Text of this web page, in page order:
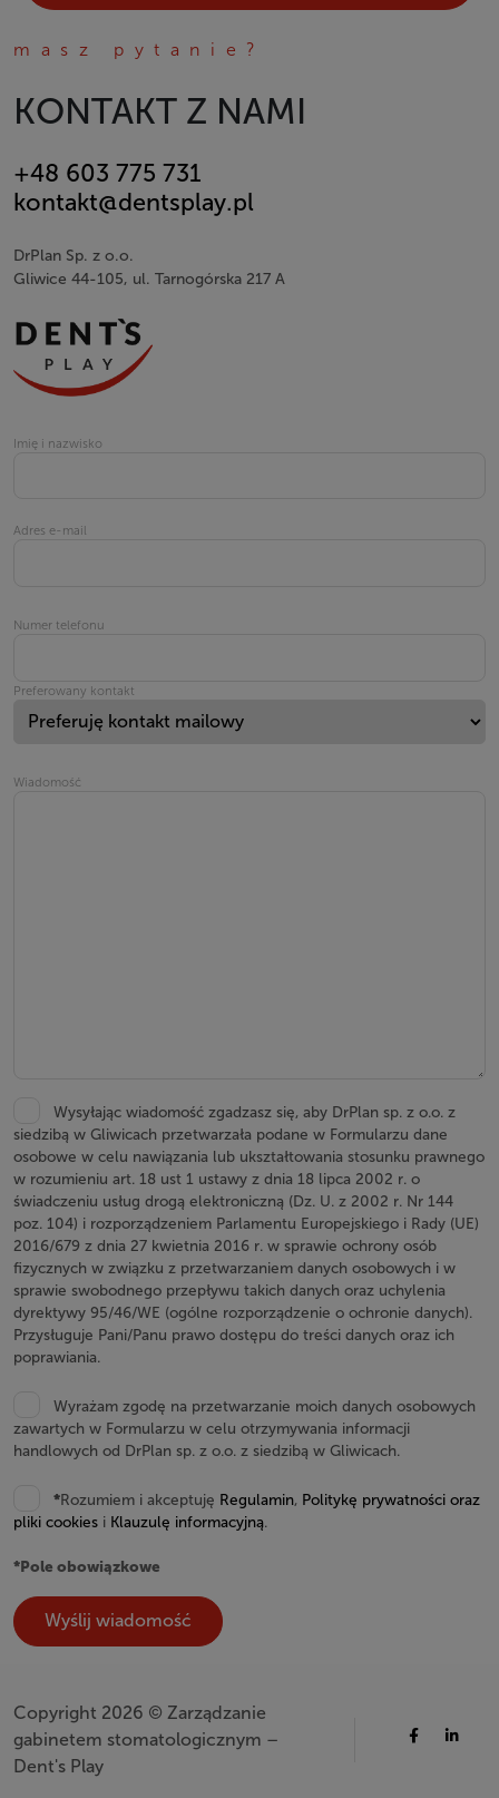
masz pytanie?
KONTAKT Z NAMI
+48 603 775 731
kontakt@dentsplay.pl
DrPlan Sp. z o.o.
Gliwice 44-105, ul. Tarnogórska 217 A
Imię i nazwisko
Adres e-mail
Numer telefonu
Preferowany kontakt
Wiadomość
Wysyłając wiadomość zgadzasz się, aby DrPlan sp. z o.o. z
siedzibą w Gliwicach przetwarzała podane w Formularzu dane
osobowe w celu nawiązania lub ukształtowania stosunku prawnego
w rozumieniu art. 18 ust 1 ustawy z dnia 18 lipca 2002 r. o
świadczeniu usług drogą elektroniczną (Dz. U. z 2002 r. Nr 144
poz. 104) i rozporządzeniem Parlamentu Europejskiego i Rady (UE)
2016/679 z dnia 27 kwietnia 2016 r. w sprawie ochrony osób
fizycznych w związku z przetwarzaniem danych osobowych i w
sprawie swobodnego przepływu takich danych oraz uchylenia
dyrektywy 95/46/WE (ogólne rozporządzenie o ochronie danych).
Przysługuje Pani/Panu prawo dostępu do treści danych oraz ich
poprawiania.
Wyrażam zgodę na przetwarzanie moich danych osobowych
zawartych w Formularzu w celu otrzymywania informacji
handlowych od DrPlan sp. z o.o. z siedzibą w Gliwicach.
*Rozumiem i akceptuję Regulamin, Politykę prywatności oraz
pliki cookies i Klauzulę informacyjną.
*Pole obowiązkowe
Copyright 2026 © Zarządzanie
gabinetem stomatologicznym –
Dent's Play